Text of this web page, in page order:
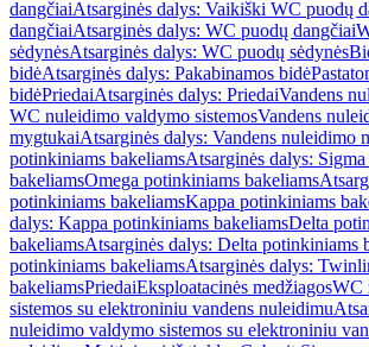
dangčiaiAtsarginės dalys: Vaikiški WC puodų
dangčiaiAtsarginės dalys: WC puodų dangčiai
sėdynėsAtsarginės dalys: WC puodų sėdynės
bidėAtsarginės dalys: Pakabinamos bidė
bidėPriedaiAtsarginės dalys: PriedaiVandens
WC nuleidimo valdymo sistemosVandens
mygtukaiAtsarginės dalys: Vandens nuleidimo
potinkiniams bakeliamsAtsarginės dalys:
bakeliamsOmega potinkiniams bakeliams
potinkiniams bakeliamsKappa potinkiniams
dalys: Kappa potinkiniams bakeliamsDelta
bakeliamsAtsarginės dalys: Delta potinkiniams
potinkiniams bakeliamsAtsarginės dalys:
bakeliamsPriedaiEksploatacinės medžiagosWC
sistemos su elektroniniu vandens nuleidimu
nuleidimo valdymo sistemos su elektroniniu